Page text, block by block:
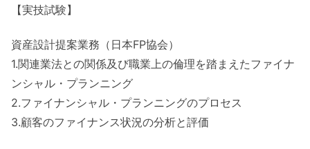
【実技試験】
資産設計提案業務（日本FP協会）
1.関連業法との関係及び職業上の倫理を踏まえたファイナ
ンシャル・プランニング
2.ファイナンシャル・プランニングのプロセス
3.顧客のファイナンス状況の分析と評価